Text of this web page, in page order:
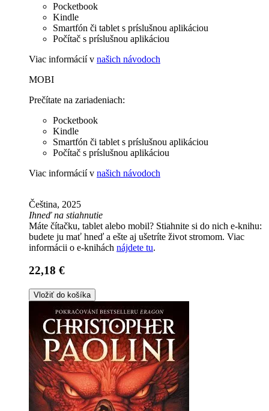
Pocketbook
Kindle
Smartfón či tablet s príslušnou aplikáciou
Počítač s príslušnou aplikáciou
Viac informácií v našich návodoch
MOBI
Prečítate na zariadeniach:
Pocketbook
Kindle
Smartfón či tablet s príslušnou aplikáciou
Počítač s príslušnou aplikáciou
Viac informácií v našich návodoch
Čeština, 2025
Ihneď na stiahnutie
Máte čítačku, tablet alebo mobil? Stiahnite si do nich e-knihu:
budete ju mať hneď a ešte aj ušetríte život stromom. Viac
informácii o e-knihách nájdete tu.
22,18 €
Vložiť do košíka